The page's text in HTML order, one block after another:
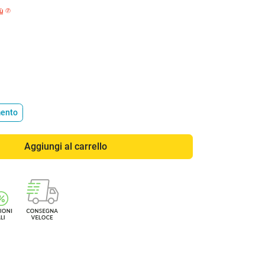
Aggiungi al carrello